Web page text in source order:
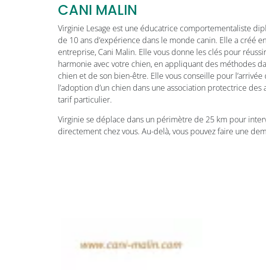
CANI MALIN
Virginie Lesage est une éducatrice comportementaliste
de 10 ans d’expérience dans le monde canin. Elle a créé
entreprise, Cani Malin. Elle vous donne les clés pour
harmonie avec votre chien, en appliquant des méthodes
chien et de son bien-être. Elle vous conseille pour
l’adoption d’un chien dans une association protectrice des
tarif particulier.
Virginie se déplace dans un périmètre de 25 km pour
directement chez vous. Au-delà, vous pouvez faire une